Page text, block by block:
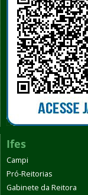
Ifes
Campi
Pró-Reitorias
Gabinete da Reitora